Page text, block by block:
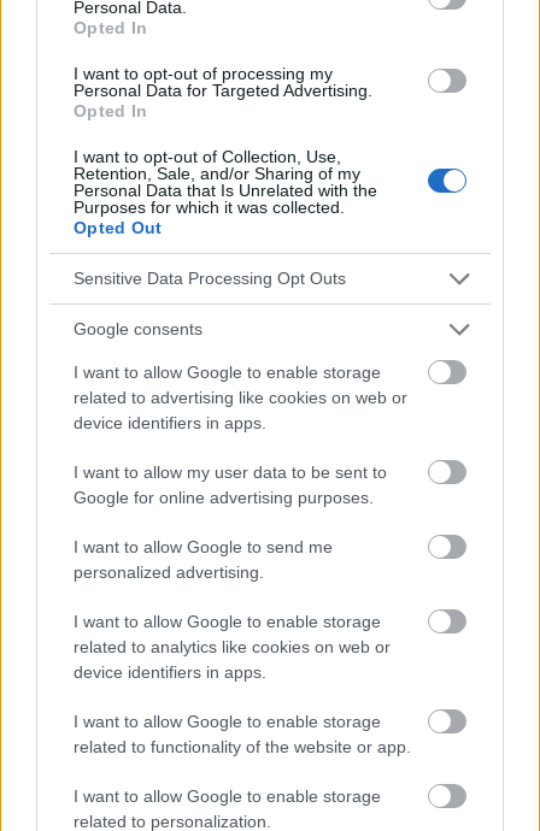
Personal Data.
Opted In
I want to opt-out of processing my
Personal Data for Targeted Advertising.
Opted In
I want to opt-out of Collection, Use,
Retention, Sale, and/or Sharing of my
Personal Data that Is Unrelated with the
Purposes for which it was collected.
Opted Out
Sensitive Data Processing Opt Outs
Google consents
I want to allow Google to enable storage
related to advertising like cookies on web or
device identifiers in apps.
I want to allow my user data to be sent to
Google for online advertising purposes.
I want to allow Google to send me
personalized advertising.
I want to allow Google to enable storage
related to analytics like cookies on web or
device identifiers in apps.
I want to allow Google to enable storage
related to functionality of the website or app.
I want to allow Google to enable storage
related to personalization.
Les auteurs ont utilisé des données sur plus de 18
000 paires mère-enfant, recueillies dans une base
de données de l'Institut de santé publique d'Oakland,
en Californie. L'objectif était de déterminer si
l'obésité maternelle, une prise de poids excessive
pendant la grossesse ou un poids élevé à la
naissance pouvaient être associés à un risque
Le principal avantage de cette étude est sa durée :
les données ont été collectées pendant des
auteurs de l'étude ont obtenu des informations
examens et les médicaments prescrits, depuis les
l'accouchement.
Utile? Partagez-le sur Facebook!
Vous voulez rester informé ? Suivez-
nous sur
oo g e